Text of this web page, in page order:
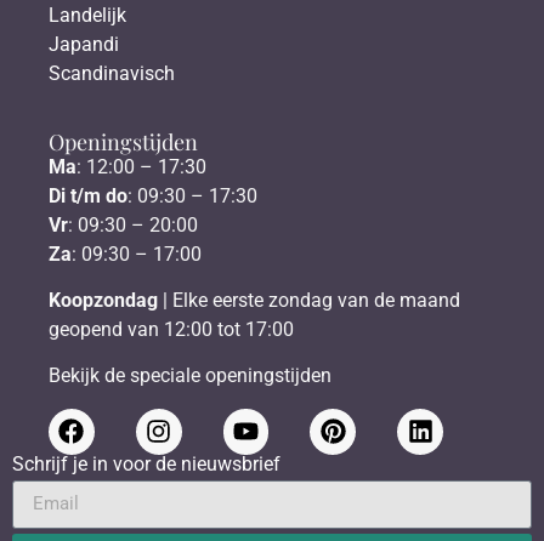
Landelijk
Japandi
Scandinavisch
Openingstijden
Ma: 12:00 – 17:30
Di t/m do: 09:30 – 17:30
Vr: 09:30 – 20:00
Za: 09:30 – 17:00
Koopzondag | Elke eerste zondag van de maand
geopend van 12:00 tot 17:00
Bekijk de speciale openingstijden
Schrijf je in voor de nieuwsbrief